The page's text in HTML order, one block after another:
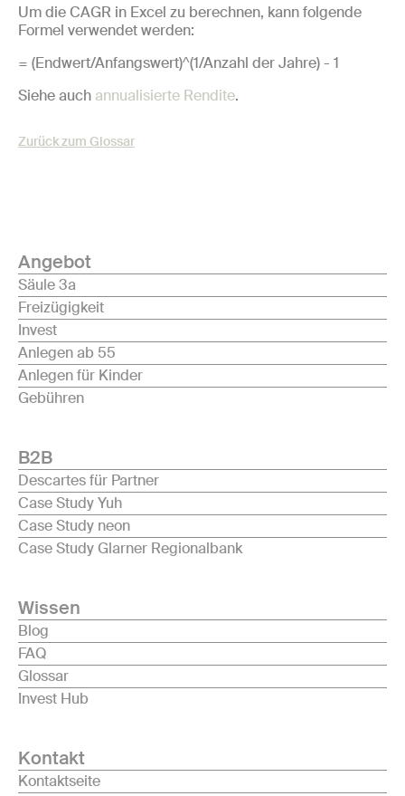
Um die CAGR in Excel zu berechnen, kann folgende
Formel verwendet werden:
= (Endwert/Anfangswert)^(1/Anzahl der Jahre) - 1
Siehe auch annualisierte Rendite.
Zurück zum Glossar
Angebot
Säule 3a
Freizügigkeit
Invest
Anlegen ab 55
Anlegen für Kinder
Gebühren
B2B
Descartes für Partner
Case Study Yuh
Case Study neon
Case Study Glarner Regionalbank
Wissen
Blog
FAQ
Glossar
Invest Hub
Kontakt
Kontaktseite